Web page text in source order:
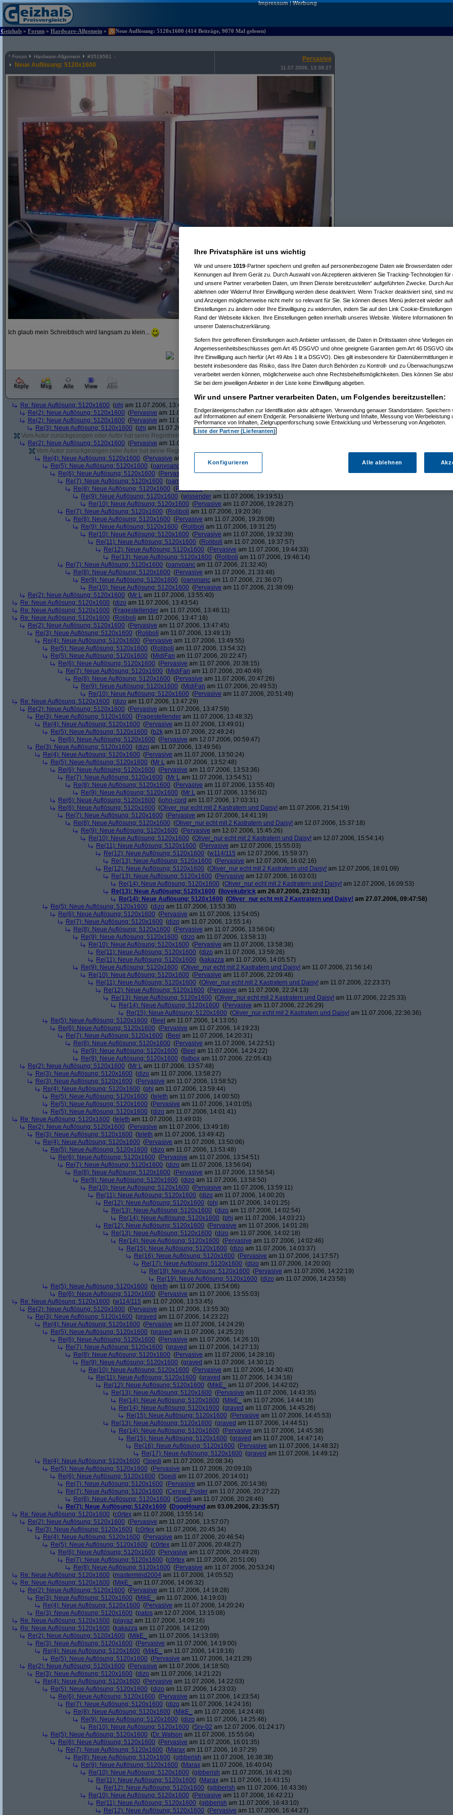
Impressum|Werbung
Geizhals » Forum » Hardware-Allgemein » Neue Auflösung: 5120x1600 (414 Beiträge, 9070 Mal gelesen)
^ Forum Hardware-Allgemein #3519561
Neue Auflösung: 5120x1600
Pervasive
11.07.2006, 13:39:27
Ich glaub mein Schreibtisch wird langsam zu klein...
Re: Neue Auflösung: 5120x1600 (phj am 11.07.2006, 13:40:39)
Re(2): Neue Auflösung: 5120x1600 (Pervasive am 11.07.2006, 13:41:12)
Re(2): Neue Auflösung: 5120x1600 (Pervasive am 11.07.2006, 13:51:49)
Re(3): Neue Auflösung: 5120x1600 (phj am 11.07.2006, 13:52:12)
Vom Autor zurückgezogen oder Autor hat seine Registrierung nicht bestätigt(Nagelfaram 11.07.2006, 13:41:09)
Re(2): Neue Auflösung: 5120x1600 (Pervasive am 11.07.2006, 13:41:43)
Vom Autor zurückgezogen oder Autor hat seine Registrierung nicht bestätigt(Nagelfar
Re(4): Neue Auflösung: 5120x1600 (Pervasive am 11.07.2006, 13:43:22)
Re(5): Neue Auflösung: 5120x1600 (oanvoanc
am 11.07.2006, 19:06:23)
Re(6): Neue Auflösung: 5120x1600 (Pervasive
am 11.07.2006, 19:16:41)
Re(7): Neue Auflösung: 5120x1600 (oanvoanc
Re(8): Neue Auflösung: 5120x1600 (Pervasiveam 11.07.2006, 19:18:54)
Re(9): Neue Auflösung: 5120x1600 (wissender am 11.07.2006, 19:19:51)
Re(10): Neue Auflösung: 5120x1600 (Pervasive am 11.07.2006, 19:28:27)
Re(7): Neue Auflösung: 5120x1600 (Roliboli am 11.07.2006, 19:20:36)
Re(8): Neue Auflösung: 5120x1600 (Pervasive am 11.07.2006, 19:28:08)
Re(9): Neue Auflösung: 5120x1600 (Roliboli am 11.07.2006, 19:31:25)
Re(10): Neue Auflösung: 5120x1600 (Pervasive am 11.07.2006, 19:32:39)
Re(11): Neue Auflösung: 5120x1600 (Roliboli am 11.07.2006, 19:37:57)
Re(12): Neue Auflösung: 5120x1600 (Pervasive am 11.07.2006, 19:44:33)
Re(13): Neue Auflösung: 5120x1600 (Roliboli am 11.07.2006, 19:46:14)
Re(7): Neue Auflösung: 5120x1600 (oanvoanc am 11.07.2006, 21:32:40)
Re(8): Neue Auflösung: 5120x1600 (Pervasive am 11.07.2006, 21:33:48)
Re(9): Neue Auflösung: 5120x1600 (oanvoanc am 11.07.2006, 21:36:07)
Re(10): Neue Auflösung: 5120x1600 (Pervasive am 11.07.2006, 21:38:09)
Re(2): Neue Auflösung: 5120x1600 (Mr L am 11.07.2006, 13:55:40)
Re: Neue Auflösung: 5120x1600 (dizo am 11.07.2006, 13:43:54)
Re: Neue Auflösung: 5120x1600 (Fragestellender am 11.07.2006, 13:46:11)
Re: Neue Auflösung: 5120x1600 (Roliboli am 11.07.2006, 13:47:18)
Re(2): Neue Auflösung: 5120x1600 (Pervasive am 11.07.2006, 13:47:45)
Re(3): Neue Auflösung: 5120x1600 (Roliboli am 11.07.2006, 13:49:13)
Re(4): Neue Auflösung: 5120x1600 (Pervasive am 11.07.2006, 13:49:55)
Re(5): Neue Auflösung: 5120x1600 (Roliboli am 11.07.2006, 13:54:32)
Re(5): Neue Auflösung: 5120x1600 (MidiFan am 11.07.2006, 20:22:47)
Re(6): Neue Auflösung: 5120x1600 (Pervasive am 11.07.2006, 20:38:15)
Re(7): Neue Auflösung: 5120x1600 (MidiFan am 11.07.2006, 20:40:49)
Re(8): Neue Auflösung: 5120x1600 (Pervasive am 11.07.2006, 20:47:26)
Re(9): Neue Auflösung: 5120x1600 (MidiFan am 11.07.2006, 20:49:53)
Re(10): Neue Auflösung: 5120x1600 (Pervasive am 11.07.2006, 20:51:49)
Re: Neue Auflösung: 5120x1600 (dizo am 11.07.2006, 13:47:29)
Re(2): Neue Auflösung: 5120x1600 (Pervasive am 11.07.2006, 13:47:59)
Re(3): Neue Auflösung: 5120x1600 (Fragestellender am 11.07.2006, 13:48:32)
Re(4): Neue Auflösung: 5120x1600 (Pervasive am 11.07.2006, 13:49:01)
Re(5): Neue Auflösung: 5120x1600 (b2k am 11.07.2006, 22:49:24)
Re(6): Neue Auflösung: 5120x1600 (Pervasive am 12.07.2006, 00:59:47)
Re(3): Neue Auflösung: 5120x1600 (dizo am 11.07.2006, 13:49:56)
Re(4): Neue Auflösung: 5120x1600 (Pervasive am 11.07.2006, 13:50:24)
Re(5): Neue Auflösung: 5120x1600 (Mr L am 11.07.2006, 13:52:48)
Re(6): Neue Auflösung: 5120x1600 (Pervasive am 11.07.2006, 13:53:36)
Re(7): Neue Auflösung: 5120x1600 (Mr L am 11.07.2006, 13:54:51)
Re(8): Neue Auflösung: 5120x1600 (Pervasive am 11.07.2006, 13:55:40)
Re(9): Neue Auflösung: 5120x1600 (Mr L am 11.07.2006, 13:56:02)
Re(6): Neue Auflösung: 5120x1600 (john-cord am 11.07.2006, 17:03:31)
Re(6): Neue Auflösung: 5120x1600 (Oliver_nur echt mit 2 Kastratern und Daisy! am 11.07.2006, 21:54:19)
Re(7): Neue Auflösung: 5120x1600 (Pervasive am 12.07.2006, 14:41:19)
Re(8): Neue Auflösung: 5120x1600 (Oliver_nur echt mit 2 Kastratern und Daisy! am 12.07.2006, 15:37:18)
Re(9): Neue Auflösung: 5120x1600 (Pervasive am 12.07.2006, 15:45:26)
Re(10): Neue Auflösung: 5120x1600 (Oliver_nur echt mit 2 Kastratern und Daisy! am 12.07.2006, 15:54:14)
Re(11): Neue Auflösung: 5120x1600 (Pervasive am 12.07.2006, 15:55:03)
Re(12): Neue Auflösung: 5120x1600 (w114/115 am 12.07.2006, 15:59:37)
Re(13): Neue Auflösung: 5120x1600 (Pervasive am 12.07.2006, 16:02:16)
Re(12): Neue Auflösung: 5120x1600 (Oliver_nur echt mit 2 Kastratern und Daisy! am 12.07.2006, 16:01:09)
Re(13): Neue Auflösung: 5120x1600 (Pervasive am 12.07.2006, 16:03:03)
Re(14): Neue Auflösung: 5120x1600 (Oliver_nur echt mit 2 Kastratern und Daisy! am 12.07.2006, 16:09:53)
Re(13): Neue Auflösung: 5120x1600 (ilovekubrick am 26.07.2006, 23:02:31)
Re(14): Neue Auflösung: 5120x1600 (Oliver_nur echt mit 2 Kastratern und Daisy! am 27.07.2006, 09:47:58)
Re(5): Neue Auflösung: 5120x1600 (dizo am 11.07.2006, 13:53:30)
Re(6): Neue Auflösung: 5120x1600 (Pervasive am 11.07.2006, 13:54:05)
Re(7): Neue Auflösung: 5120x1600 (dizo am 11.07.2006, 13:55:14)
Re(8): Neue Auflösung: 5120x1600 (Pervasive am 11.07.2006, 13:56:04)
Re(9): Neue Auflösung: 5120x1600 (dizo am 11.07.2006, 13:58:13)
Re(10): Neue Auflösung: 5120x1600 (Pervasive am 11.07.2006, 13:58:38)
Re(11): Neue Auflösung: 5120x1600 (dizo am 11.07.2006, 13:59:26)
Re(11): Neue Auflösung: 5120x1600 (kakazza am 11.07.2006, 14:05:57)
Re(9): Neue Auflösung: 5120x1600 (Oliver_nur echt mit 2 Kastratern und Daisy! am 11.07.2006, 21:56:14)
Re(10): Neue Auflösung: 5120x1600 (Pervasive am 11.07.2006, 22:09:48)
Re(11): Neue Auflösung: 5120x1600 (Oliver_nur echt mit 2 Kastratern und Daisy! am 11.07.2006, 22:23:37)
Re(12): Neue Auflösung: 5120x1600 (Pervasive am 11.07.2006, 22:24:13)
Re(13): Neue Auflösung: 5120x1600 (Oliver_nur echt mit 2 Kastratern und Daisy! am 11.07.2006, 22:25:33)
Re(14): Neue Auflösung: 5120x1600 (Pervasive am 11.07.2006, 22:26:29)
Re(15): Neue Auflösung: 5120x1600 (Oliver_nur echt mit 2 Kastratern und Daisy! am 11.07.2006, 22:36:36)
Re(5): Neue Auflösung: 5120x1600 (Beel am 11.07.2006, 14:13:05)
Re(6): Neue Auflösung: 5120x1600 (Pervasive am 11.07.2006, 14:19:23)
Re(7): Neue Auflösung: 5120x1600 (Beel am 11.07.2006, 14:20:31)
Re(8): Neue Auflösung: 5120x1600 (Pervasive am 11.07.2006, 14:22:51)
Re(9): Neue Auflösung: 5120x1600 (Beel am 11.07.2006, 14:24:22)
Re(9): Neue Auflösung: 5120x1600 (fatbox am 11.07.2006, 22:05:43)
Re(2): Neue Auflösung: 5120x1600 (Mr L am 11.07.2006, 13:57:48)
Re(3): Neue Auflösung: 5120x1600 (dizo am 11.07.2006, 13:58:27)
Re(3): Neue Auflösung: 5120x1600 (Pervasive am 11.07.2006, 13:58:52)
Re(4): Neue Auflösung: 5120x1600 (phj am 11.07.2006, 13:59:44)
Re(5): Neue Auflösung: 5120x1600 (teleth am 11.07.2006, 14:00:50)
Re(5): Neue Auflösung: 5120x1600 (Pervasive am 11.07.2006, 14:01:05)
Re(5): Neue Auflösung: 5120x1600 (dizo am 11.07.2006, 14:01:41)
Re: Neue Auflösung: 5120x1600 (teleth am 11.07.2006, 13:49:03)
Re(2): Neue Auflösung: 5120x1600 (Pervasive am 11.07.2006, 13:49:18)
Re(3): Neue Auflösung: 5120x1600 (teleth am 11.07.2006, 13:49:42)
Re(4): Neue Auflösung: 5120x1600 (Pervasive am 11.07.2006, 13:50:06)
Re(5): Neue Auflösung: 5120x1600 (dizo am 11.07.2006, 13:53:48)
Re(6): Neue Auflösung: 5120x1600 (Pervasive am 11.07.2006, 13:54:51)
Re(7): Neue Auflösung: 5120x1600 (dizo am 11.07.2006, 13:56:04)
Re(8): Neue Auflösung: 5120x1600 (Pervasive am 11.07.2006, 13:56:54)
Re(9): Neue Auflösung: 5120x1600 (dizo am 11.07.2006, 13:58:50)
Re(10): Neue Auflösung: 5120x1600 (Pervasive am 11.07.2006, 13:59:11)
Re(11): Neue Auflösung: 5120x1600 (dizo am 11.07.2006, 14:00:20)
Re(12): Neue Auflösung: 5120x1600 (phj am 11.07.2006, 14:01:25)
Re(13): Neue Auflösung: 5120x1600 (dizo am 11.07.2006, 14:02:54)
Re(14): Neue Auflösung: 5120x1600 (phj am 11.07.2006, 14:03:21)
Re(12): Neue Auflösung: 5120x1600 (Pervasive am 11.07.2006, 14:01:28)
Re(13): Neue Auflösung: 5120x1600 (dizo am 11.07.2006, 14:02:18)
Re(14): Neue Auflösung: 5120x1600 (Pervasive am 11.07.2006, 14:02:46)
Re(15): Neue Auflösung: 5120x1600 (dizo am 11.07.2006, 14:03:37)
Re(16): Neue Auflösung: 5120x1600 (Pervasive am 11.07.2006, 14:17:57)
Re(17): Neue Auflösung: 5120x1600 (dizo am 11.07.2006, 14:20:00)
Re(18): Neue Auflösung: 5120x1600 (Pervasive am 11.07.2006, 14:22:19)
Re(19): Neue Auflösung: 5120x1600 (dizo am 11.07.2006, 14:23:58)
Re(5): Neue Auflösung: 5120x1600 (teleth am 11.07.2006, 13:54:06)
Re(6): Neue Auflösung: 5120x1600 (Pervasive am 11.07.2006, 13:55:03)
Re: Neue Auflösung: 5120x1600 (w114/115 am 11.07.2006, 13:53:45)
Re(2): Neue Auflösung: 5120x1600 (Pervasive am 11.07.2006, 13:55:30)
Re(3): Neue Auflösung: 5120x1600 (graved am 11.07.2006, 14:23:22)
Re(4): Neue Auflösung: 5120x1600 (Pervasive am 11.07.2006, 14:24:29)
Re(5): Neue Auflösung: 5120x1600 (graved am 11.07.2006, 14:25:23)
Re(6): Neue Auflösung: 5120x1600 (Pervasive am 11.07.2006, 14:26:10)
Re(7): Neue Auflösung: 5120x1600 (graved am 11.07.2006, 14:27:13)
Re(8): Neue Auflösung: 5120x1600 (Pervasive am 11.07.2006, 14:28:16)
Re(9): Neue Auflösung: 5120x1600 (graved am 11.07.2006, 14:30:12)
Re(10): Neue Auflösung: 5120x1600 (Pervasive am 11.07.2006, 14:30:40)
Re(11): Neue Auflösung: 5120x1600 (graved am 11.07.2006, 14:34:18)
Re(12): Neue Auflösung: 5120x1600 (MikE_
am 11.07.2006, 14:42:02)
Re(13): Neue Auflösung: 5120x1600 (Pervasive am 11.07.2006, 14:43:35)
Re(14): Neue Auflösung: 5120x1600 (MikE_
am 11.07.2006, 14:44:18)
Re(14): Neue Auflösung: 5120x1600 (graved am 11.07.2006, 14:45:26)
Re(15): Neue Auflösung: 5120x1600 (Pervasive am 11.07.2006, 14:45:53)
Re(13): Neue Auflösung: 5120x1600 (graved am 11.07.2006, 14:44:51)
Re(14): Neue Auflösung: 5120x1600 (Pervasive am 11.07.2006, 14:45:38)
Re(15): Neue Auflösung: 5120x1600 (graved am 11.07.2006, 14:47:14)
Re(16): Neue Auflösung: 5120x1600 (Pervasive am 11.07.2006, 14:48:32)
Re(17): Neue Auflösung: 5120x1600 (graved am 11.07.2006, 14:49:12)
Re(4): Neue Auflösung: 5120x1600 (Spedi am 11.07.2006, 20:08:34)
Re(5): Neue Auflösung: 5120x1600 (Pervasive am 11.07.2006, 20:09:10)
Re(6): Neue Auflösung: 5120x1600 (Spedi am 11.07.2006, 20:14:01)
Re(7): Neue Auflösung: 5120x1600 (Pervasive am 11.07.2006, 20:14:36)
Re(7): Neue Auflösung: 5120x1600 (Cereal_Poster am 11.07.2006, 20:27:22)
Re(8): Neue Auflösung: 5120x1600 (Spedi am 11.07.2006, 20:28:46)
Re(7): Neue Auflösung: 5120x1600 (DoggHound am 03.09.2006, 23:35:57)
Re: Neue Auflösung: 5120x1600 (c0rtex am 11.07.2006, 13:55:14)
Re(2): Neue Auflösung: 5120x1600 (Pervasive am 11.07.2006, 13:57:07)
Re(3): Neue Auflösung: 5120x1600 (c0rtex am 11.07.2006, 20:45:34)
Re(4): Neue Auflösung: 5120x1600 (Pervasive am 11.07.2006, 20:46:54)
Re(5): Neue Auflösung: 5120x1600 (c0rtex am 11.07.2006, 20:48:27)
Re(6): Neue Auflösung: 5120x1600 (Pervasive am 11.07.2006, 20:49:28)
Re(7): Neue Auflösung: 5120x1600 (c0rtex am 11.07.2006, 20:51:06)
Re(8): Neue Auflösung: 5120x1600 (Pervasive am 11.07.2006, 20:53:24)
Re: Neue Auflösung: 5120x1600 (mastermind2004 am 11.07.2006, 14:05:52)
Re: Neue Auflösung: 5120x1600 (MikE_
am 11.07.2006, 14:06:32)
Re(2): Neue Auflösung: 5120x1600 (Pervasive am 11.07.2006, 14:18:28)
Re(3): Neue Auflösung: 5120x1600 (MikE_
am 11.07.2006, 14:19:03)
Re(4): Neue Auflösung: 5120x1600 (Pervasive am 11.07.2006, 14:20:24)
Re(3): Neue Auflösung: 5120x1600 (patos am 12.07.2006, 13:15:08)
Re: Neue Auflösung: 5120x1600 (playaz am 11.07.2006, 14:09:16)
Re: Neue Auflösung: 5120x1600 (kakazza am 11.07.2006, 14:12:09)
Re(2): Neue Auflösung: 5120x1600 (MikE_
am 11.07.2006, 14:13:09)
Re(3): Neue Auflösung: 5120x1600 (Pervasive am 11.07.2006, 14:19:00)
Re(4): Neue Auflösung: 5120x1600 (MikE_
am 11.07.2006, 14:19:16)
Re(5): Neue Auflösung: 5120x1600 (Pervasive am 11.07.2006, 14:21:29)
Re(2): Neue Auflösung: 5120x1600 (Pervasive am 11.07.2006, 14:18:50)
Re(3): Neue Auflösung: 5120x1600 (dizo am 11.07.2006, 14:21:22)
Re(4): Neue Auflösung: 5120x1600 (Pervasive am 11.07.2006, 14:22:03)
Re(5): Neue Auflösung: 5120x1600 (dizo am 11.07.2006, 14:23:03)
Re(6): Neue Auflösung: 5120x1600 (Pervasive am 11.07.2006, 14:23:54)
Re(7): Neue Auflösung: 5120x1600 (dizo am 11.07.2006, 14:24:16)
Re(8): Neue Auflösung: 5120x1600 (MikE_
am 11.07.2006, 14:24:46)
Re(9): Neue Auflösung: 5120x1600 (dizo am 11.07.2006, 14:25:46)
Re(10): Neue Auflösung: 5120x1600 (Srv-02 am 12.07.2006, 01:24:17)
Re(5): Neue Auflösung: 5120x1600 (Dr. Watson am 11.07.2006, 15:55:04)
Re(6): Neue Auflösung: 5120x1600 (Pervasive am 11.07.2006, 16:01:35)
Re(7): Neue Auflösung: 5120x1600 (Marax am 11.07.2006, 16:37:29)
Re(8): Neue Auflösung: 5120x1600 (gibberish am 11.07.2006, 16:38:38)
Re(9): Neue Auflösung: 5120x1600 (Marax am 11.07.2006, 16:40:04)
Re(10): Neue Auflösung: 5120x1600 (gibberish am 11.07.2006, 16:41:26)
Re(11): Neue Auflösung: 5120x1600 (Marax am 11.07.2006, 16:43:15)
Re(12): Neue Auflösung: 5120x1600 (gibberish am 11.07.2006, 16:43:36)
Re(10): Neue Auflösung: 5120x1600 (Pervasive am 11.07.2006, 16:42:21)
Re(11): Neue Auflösung: 5120x1600 (gibberish am 11.07.2006, 16:43:10)
Re(12): Neue Auflösung: 5120x1600 (Pervasive am 11.07.2006, 16:44:27)
Ihre Privatsphäre ist uns wichtig
Wir und unsere 1019-Partner speichern und greifen auf personenbezogene Daten wie Browserdaten
Kennungen auf Ihrem Gerät zu. Durch Auswahl von Akzeptieren aktivieren Sie Tracking-Technologien für
und unsere Partner verarbeiten Daten, um Ihnen Dienste bereitzustellen“ aufgeführten Zwecke. Durch
ablehnen oder Widerruf Ihrer Einwilligung werden diese deaktiviert. Wenn Tracker deaktiviert sind, sind
und Anzeigen möglicherweise nicht mehr so relevant für Sie. Sie können dieses Menü jederzeit wieder
Einstellungen zu ändern oder Ihre Einwilligung zu widerrufen, indem Sie auf den Link Cookie-
Rand der Webseite klicken. Ihre Einstellungen gelten innerhalb unseres Website. Weitere Informationen
unserer Datenschutzerklärung.
Sofern Ihre getroffenen Einstellungen auch Anbieter umfassen, die Daten in Drittstaaten ohne Vorliegen
Angemessenheitsbeschlusses gem Art 45 DSGVO und ohne geeignete Garantien gem Art 46 DSGVO
Ihre Einwilligung auch hierfür (Art 49 Abs 1 lit a DSGVO). Dies gilt insbesondere für Datenübermittlungen
besteht insbesondere das Risiko, dass Ihre Daten durch Behörden zu Kontroll- und zu
verarbeitet werden können, möglicherweise auch ohne Rechtsbehelfsmöglichkeiten. Dies können Sie
Sie bei dem jeweiligen Anbieter in der Liste keine Einwilligung abgeben.
Wir und unsere Partner verarbeiten Daten, um Folgendes bereitzustellen:
Endgeräteeigenschaften zur Identifikation aktiv abfragen. Verwendung genauer Standortdaten. Speichern
auf Informationen auf einem Endgerät. Personalisierte Werbung und Inhalte, Messung von Werbeleistung
Performance von Inhalten, Zielgruppenforschung sowie Entwicklung und Verbesserung von Angeboten.
Liste der Partner (Lieferanten)
Konfigurieren Alle ablehnen